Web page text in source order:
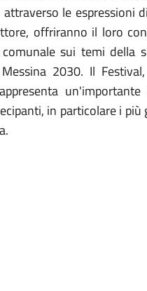
le espressioni
offriranno il loro
sui temi della
2030. Il
un'importante
in particolare i più